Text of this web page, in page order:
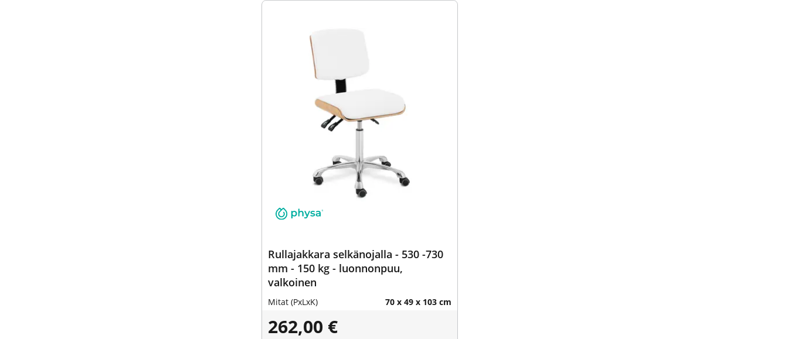
Rullajakkara selkänojalla - 530 -730
mm - 150 kg - luonnonpuu,
valkoinen
Mitat (PxLxK) 70 x 49 x 103 cm
262,00 €